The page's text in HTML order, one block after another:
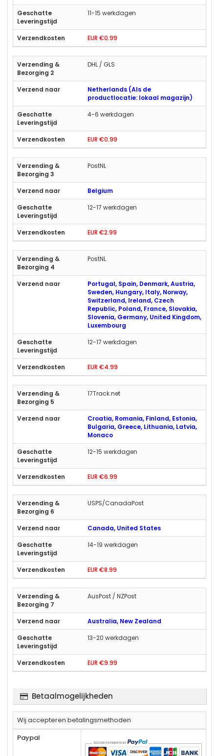
11-15 werkdagen
EUR €0.99
DHL / GLS
Netherlands (Als de
productlocatie: lokaal magazijn)
4-6 werkdagen
EUR €0.99
PostNL
Belgium
12-17 werkdagen
EUR €2.99
PostNL
Portugal, Spain, Denmark, Austria,
Sweden, Hungary, Italy, Norway,
Switzerland, Ireland, Czech
Republic, Poland, France, Slovakia,
Slovenia, Germany, United Kingdom,
Luxembourg
12-17 werkdagen
EUR €4.99
17Track.net
Croatia, Romania, Finland, Estonia,
Bulgaria, Greece, Lithuania, Latvia,
Monaco
12-15 werkdagen
EUR €6.99
USPS/CanadaPost
Canada, United States
14-19 werkdagen
EUR €8.99
AusPost / NZPost
Australia, New Zealand
13-20 werkdagen
EUR €9.99
Betaalmogelijkheden
Wij accepteren betalingsmethoden
Paypal